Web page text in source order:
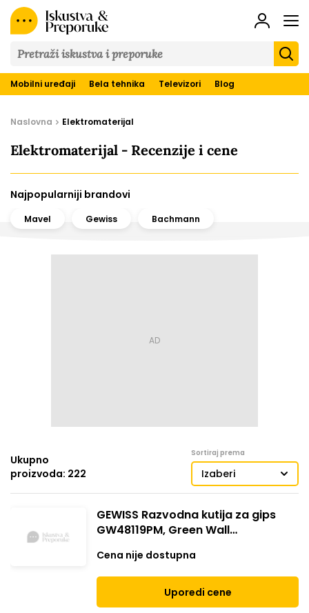
&
Preporuke
Mobilni uređaji Bela tehnika Televizori Blog
Naslovna Elektromaterijal
Elektromaterijal - Recenzije i cene
Najpopularniji brandovi
Mavel Gewiss Bachmann
Ukupno
proizvoda: 222
Sortiraj prema
Izaberi
GEWISS Razvodna kutija za gips
GW48119PM, Green Wall
Cena nije dostupna
Uporedi cene